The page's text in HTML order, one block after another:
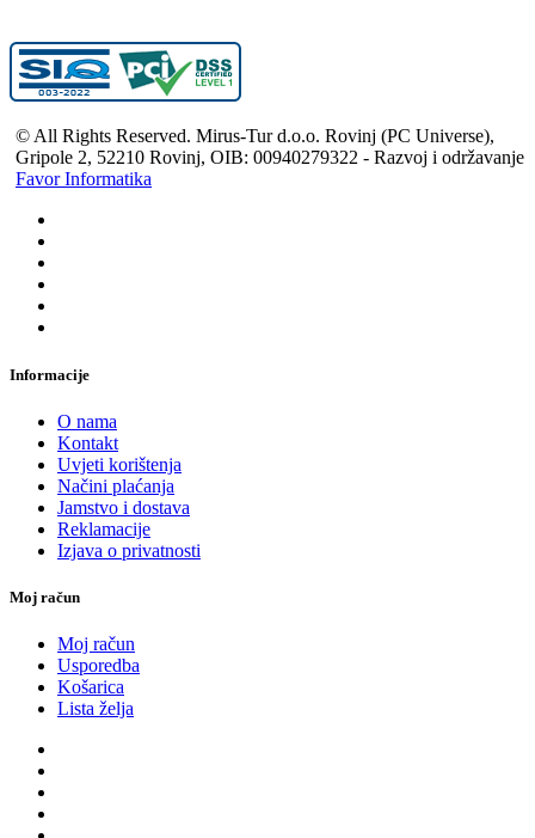
© All Rights Reserved. Mirus-Tur d.o.o. Rovinj (PC Universe),
Gripole 2, 52210 Rovinj, OIB: 00940279322 - Razvoj i održavanje
Favor Informatika
Informacije
O nama
Kontakt
Uvjeti korištenja
Načini plaćanja
Jamstvo i dostava
Reklamacije
Izjava o privatnosti
Moj račun
Moj račun
Usporedba
Košarica
Lista želja